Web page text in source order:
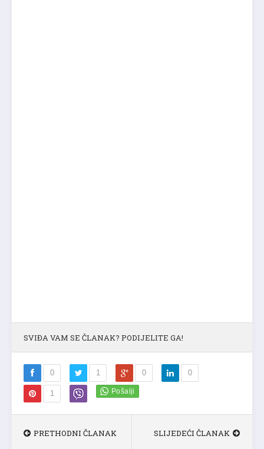
SVIĐA VAM SE ČLANAK? PODIJELITE GA!
0 1 0 0
1
PRETHODNI ČLANAK SLIJEDEĆI ČLANAK